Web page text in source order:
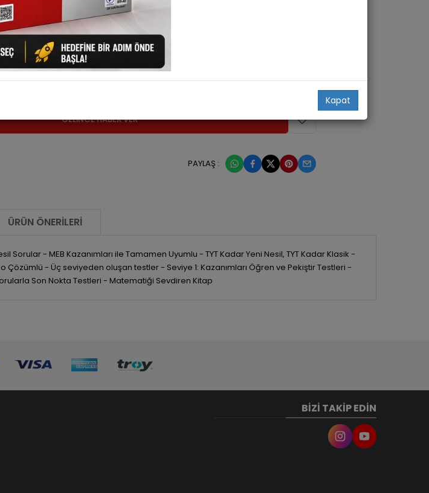
Kapat
GELİNCE HABER VER
PAYLAŞ :
ÜRÜN ÖNERILERI
Sorular - MEB Kazanımları ile Tamamen Uyumlu - TYT Kadar Yeni Nesil, TYT Kadar Klasik -
Çözümlü - Üç seviyeden oluşan testler - Seviye 1: Kazanımları Öğren ve Pekiştir Testleri -
Son Nokta Testleri - Matematiği Sevdiren Kitap
BIZI TAKIP EDIN